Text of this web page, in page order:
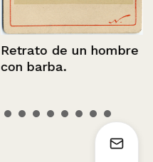
Retrato de un hombre
con barba.